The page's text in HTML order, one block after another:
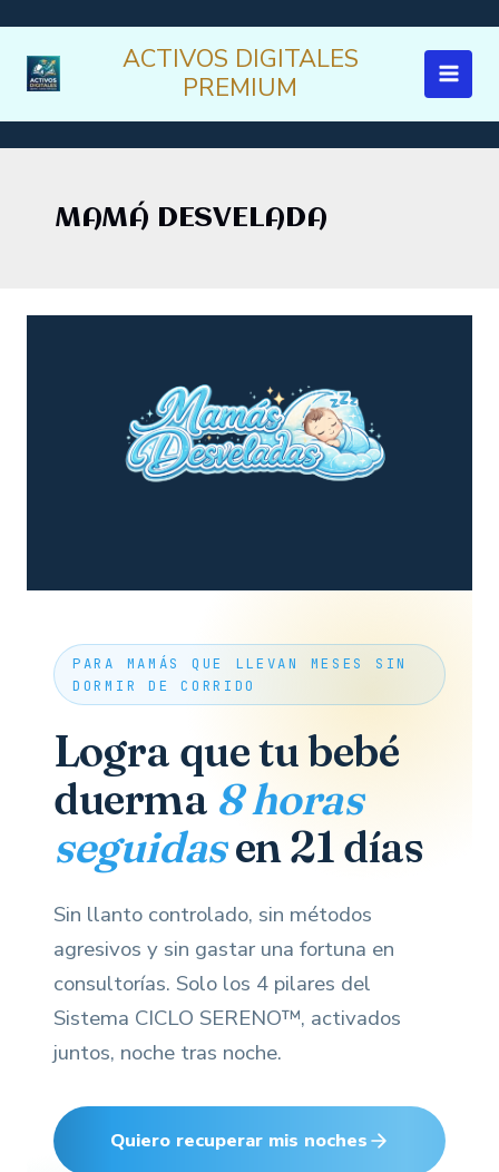
contenido
ACTIVOS DIGITALES
PREMIUM
MAMÁ DESVELADA
PARA MAMÁS QUE LLEVAN MESES SIN
DORMIR DE CORRIDO
Logra que tu bebé
duerma 8 horas
seguidasen 21 días
Sin llanto controlado, sin métodos
agresivos y sin gastar una fortuna en
consultorías. Solo los 4 pilares del
Sistema CICLO SERENO™, activados
juntos, noche tras noche.
Quiero recuperar mis noches